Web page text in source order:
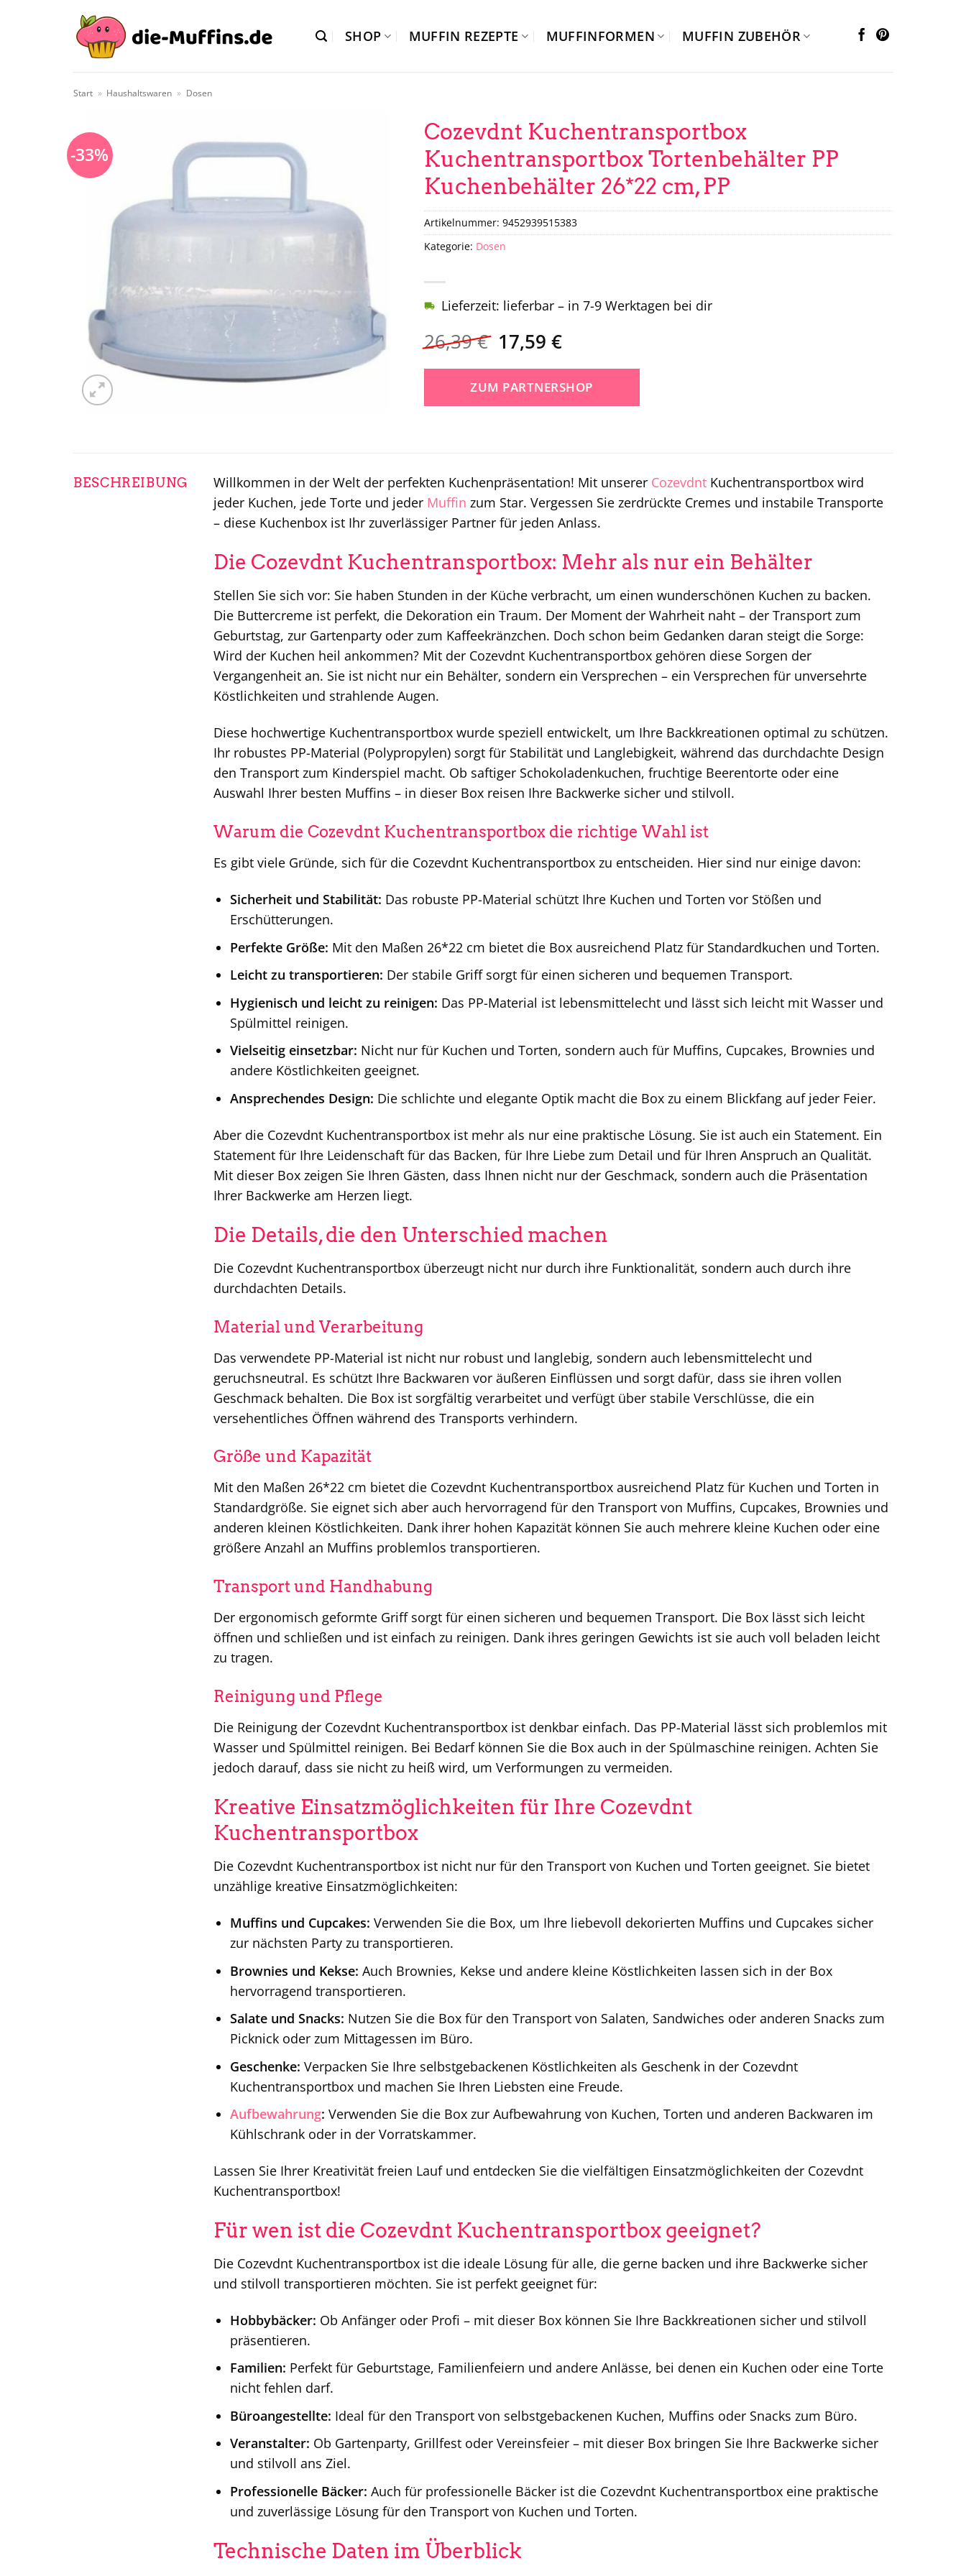
SHOP MUFFIN REZEPTE MUFFINFORMEN MUFFIN ZUBEHÖR
Start » Haushaltswaren » Dosen
-33%
Cozevdnt Kuchentransportbox
Kuchentransportbox Tortenbehälter PP
Kuchenbehälter 26*22 cm, PP
26,39€ Ursprünglicher
Preis
war:
26,39 €
17,59€Aktueller
ist:
17,59 €.
Lieferzeit: lieferbar – in 7-9 Werktagen bei dir
ZUM PARTNERSHOP
Artikelnummer: 9452939515383
Kategorie: Dosen
BESCHREIBUNG Willkommen in der Welt der perfekten Kuchenpräsentation! Mit unserer Cozevdnt Kuchentransportbox wird
jeder Kuchen, jede Torte und jeder Muffin zum Star. Vergessen Sie zerdrückte Cremes und instabile Transporte
– diese Kuchenbox ist Ihr zuverlässiger Partner für jeden Anlass.
Die Cozevdnt Kuchentransportbox: Mehr als nur ein Behälter
Stellen Sie sich vor: Sie haben Stunden in der Küche verbracht, um einen wunderschönen Kuchen zu backen.
Die Buttercreme ist perfekt, die Dekoration ein Traum. Der Moment der Wahrheit naht – der Transport zum
Geburtstag, zur Gartenparty oder zum Kaffeekränzchen. Doch schon beim Gedanken daran steigt die Sorge:
Wird der Kuchen heil ankommen? Mit der Cozevdnt Kuchentransportbox gehören diese Sorgen der
Vergangenheit an. Sie ist nicht nur ein Behälter, sondern ein Versprechen – ein Versprechen für unversehrte
Köstlichkeiten und strahlende Augen.
Diese hochwertige Kuchentransportbox wurde speziell entwickelt, um Ihre Backkreationen optimal zu schützen.
Ihr robustes PP-Material (Polypropylen) sorgt für Stabilität und Langlebigkeit, während das durchdachte Design
den Transport zum Kinderspiel macht. Ob saftiger Schokoladenkuchen, fruchtige Beerentorte oder eine
Auswahl Ihrer besten Muffins – in dieser Box reisen Ihre Backwerke sicher und stilvoll.
Warum die Cozevdnt Kuchentransportbox die richtige Wahl ist
Es gibt viele Gründe, sich für die Cozevdnt Kuchentransportbox zu entscheiden. Hier sind nur einige davon:
Sicherheit und Stabilität: Das robuste PP-Material schützt Ihre Kuchen und Torten vor Stößen und
Erschütterungen.
Perfekte Größe: Mit den Maßen 26*22 cm bietet die Box ausreichend Platz für Standardkuchen und Torten.
Leicht zu transportieren: Der stabile Griff sorgt für einen sicheren und bequemen Transport.
Hygienisch und leicht zu reinigen: Das PP-Material ist lebensmittelecht und lässt sich leicht mit Wasser und
Spülmittel reinigen.
Vielseitig einsetzbar: Nicht nur für Kuchen und Torten, sondern auch für Muffins, Cupcakes, Brownies und
andere Köstlichkeiten geeignet.
Ansprechendes Design: Die schlichte und elegante Optik macht die Box zu einem Blickfang auf jeder Feier.
Aber die Cozevdnt Kuchentransportbox ist mehr als nur eine praktische Lösung. Sie ist auch ein Statement. Ein
Statement für Ihre Leidenschaft für das Backen, für Ihre Liebe zum Detail und für Ihren Anspruch an Qualität.
Mit dieser Box zeigen Sie Ihren Gästen, dass Ihnen nicht nur der Geschmack, sondern auch die Präsentation
Ihrer Backwerke am Herzen liegt.
Die Details, die den Unterschied machen
Die Cozevdnt Kuchentransportbox überzeugt nicht nur durch ihre Funktionalität, sondern auch durch ihre
durchdachten Details.
Material und Verarbeitung
Das verwendete PP-Material ist nicht nur robust und langlebig, sondern auch lebensmittelecht und
geruchsneutral. Es schützt Ihre Backwaren vor äußeren Einflüssen und sorgt dafür, dass sie ihren vollen
Geschmack behalten. Die Box ist sorgfältig verarbeitet und verfügt über stabile Verschlüsse, die ein
versehentliches Öffnen während des Transports verhindern.
Größe und Kapazität
Mit den Maßen 26*22 cm bietet die Cozevdnt Kuchentransportbox ausreichend Platz für Kuchen und Torten in
Standardgröße. Sie eignet sich aber auch hervorragend für den Transport von Muffins, Cupcakes, Brownies und
anderen kleinen Köstlichkeiten. Dank ihrer hohen Kapazität können Sie auch mehrere kleine Kuchen oder eine
größere Anzahl an Muffins problemlos transportieren.
Transport und Handhabung
Der ergonomisch geformte Griff sorgt für einen sicheren und bequemen Transport. Die Box lässt sich leicht
öffnen und schließen und ist einfach zu reinigen. Dank ihres geringen Gewichts ist sie auch voll beladen leicht
zu tragen.
Reinigung und Pflege
Die Reinigung der Cozevdnt Kuchentransportbox ist denkbar einfach. Das PP-Material lässt sich problemlos mit
Wasser und Spülmittel reinigen. Bei Bedarf können Sie die Box auch in der Spülmaschine reinigen. Achten Sie
jedoch darauf, dass sie nicht zu heiß wird, um Verformungen zu vermeiden.
Kreative Einsatzmöglichkeiten für Ihre Cozevdnt
Kuchentransportbox
Die Cozevdnt Kuchentransportbox ist nicht nur für den Transport von Kuchen und Torten geeignet. Sie bietet
unzählige kreative Einsatzmöglichkeiten:
Muffins und Cupcakes: Verwenden Sie die Box, um Ihre liebevoll dekorierten Muffins und Cupcakes sicher
zur nächsten Party zu transportieren.
Brownies und Kekse: Auch Brownies, Kekse und andere kleine Köstlichkeiten lassen sich in der Box
hervorragend transportieren.
Salate und Snacks: Nutzen Sie die Box für den Transport von Salaten, Sandwiches oder anderen Snacks zum
Picknick oder zum Mittagessen im Büro.
Geschenke: Verpacken Sie Ihre selbstgebackenen Köstlichkeiten als Geschenk in der Cozevdnt
Kuchentransportbox und machen Sie Ihren Liebsten eine Freude.
Aufbewahrung: Verwenden Sie die Box zur Aufbewahrung von Kuchen, Torten und anderen Backwaren im
Kühlschrank oder in der Vorratskammer.
Lassen Sie Ihrer Kreativität freien Lauf und entdecken Sie die vielfältigen Einsatzmöglichkeiten der Cozevdnt
Kuchentransportbox!
Für wen ist die Cozevdnt Kuchentransportbox geeignet?
Die Cozevdnt Kuchentransportbox ist die ideale Lösung für alle, die gerne backen und ihre Backwerke sicher
und stilvoll transportieren möchten. Sie ist perfekt geeignet für:
Hobbybäcker: Ob Anfänger oder Profi – mit dieser Box können Sie Ihre Backkreationen sicher und stilvoll
präsentieren.
Familien: Perfekt für Geburtstage, Familienfeiern und andere Anlässe, bei denen ein Kuchen oder eine Torte
nicht fehlen darf.
Büroangestellte: Ideal für den Transport von selbstgebackenen Kuchen, Muffins oder Snacks zum Büro.
Veranstalter: Ob Gartenparty, Grillfest oder Vereinsfeier – mit dieser Box bringen Sie Ihre Backwerke sicher
und stilvoll ans Ziel.
Professionelle Bäcker: Auch für professionelle Bäcker ist die Cozevdnt Kuchentransportbox eine praktische
und zuverlässige Lösung für den Transport von Kuchen und Torten.
Technische Daten im Überblick